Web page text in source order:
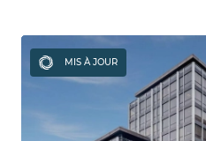
MIS À JOUR